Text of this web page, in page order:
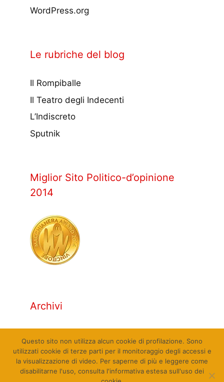
WordPress.org
Le rubriche del blog
Il Rompiballe
Il Teatro degli Indecenti
L’Indiscreto
Sputnik
Miglior Sito Politico-d’opinione
2014
Archivi
Questo sito non utilizza alcun cookie di profilazione. Sono
utilizzati cookie di terze parti per il monitoraggio degli accessi e
la visualizzazione di video. Per saperne di più e leggere come
disabilitarne l'uso, consulta l'informativa estesa sull'uso dei